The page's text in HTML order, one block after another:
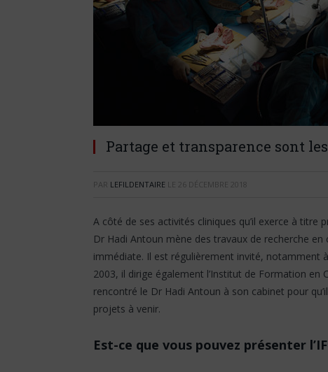
Partage et transparence sont
PAR LEFILDENTAIRE LE 26 DÉCEMBRE 2018
A côté de ses activités cliniques qu’il exerce à
Dr Hadi Antoun mène des travaux de recherche
immédiate. Il est régulièrement invité, notamment
2003, il dirige également l’Institut de Formation en
rencontré le Dr Hadi Antoun à son cabinet pour
projets à venir.
Est-ce que vous pouvez présenter